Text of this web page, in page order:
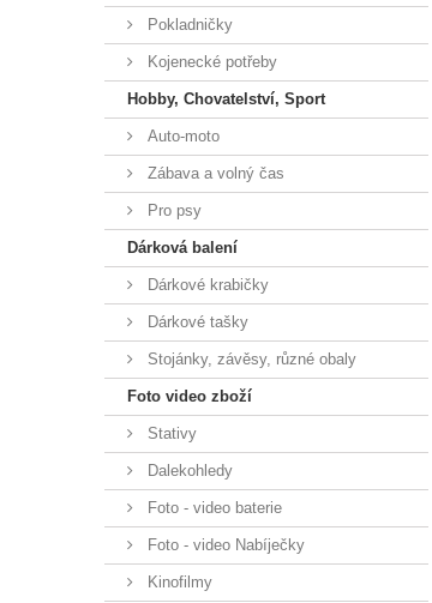
Pokladničky
Kojenecké potřeby
Hobby, Chovatelství, Sport
Auto-moto
Zábava a volný čas
Pro psy
Dárková balení
Dárkové krabičky
Dárkové tašky
Stojánky, závěsy, různé obaly
Foto video zboží
Stativy
Dalekohledy
Foto - video baterie
Foto - video Nabíječky
Kinofilmy